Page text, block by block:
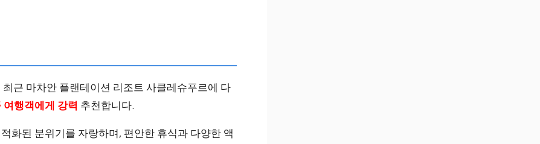
근 마차안 플랜테이션 리조트 사클레슈푸르에 다
여행객에게 강력 추천합니다.
화된 분위기를 자랑하며, 편안한 휴식과 다양한 액